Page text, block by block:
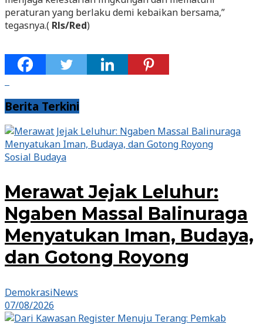
peraturan yang berlaku demi kebaikan bersama,”
tegasnya.( Rls/Red)
Berita Terkini
Sosial Budaya
Merawat Jejak Leluhur:
Ngaben Massal Balinuraga
Menyatukan Iman, Budaya,
dan Gotong Royong
DemokrasiNews
07/08/2026